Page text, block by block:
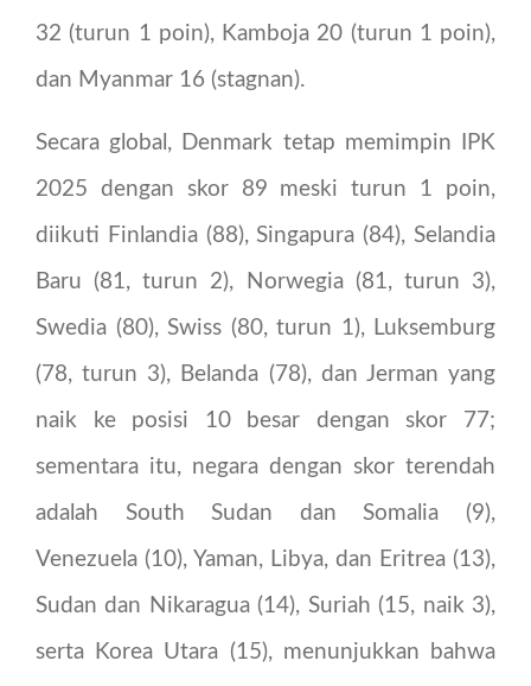
32 (turun 1 poin), Kamboja 20 (turun 1 poin),
dan Myanmar 16 (stagnan).
Secara global, Denmark tetap memimpin IPK
2025 dengan skor 89 meski turun 1 poin,
diikuti Finlandia (88), Singapura (84), Selandia
Baru (81, turun 2), Norwegia (81, turun 3),
Swedia (80), Swiss (80, turun 1), Luksemburg
(78, turun 3), Belanda (78), dan Jerman yang
naik ke posisi 10 besar dengan skor 77;
sementara itu, negara dengan skor terendah
adalah South Sudan dan Somalia (9),
Venezuela (10), Yaman, Libya, dan Eritrea (13),
Sudan dan Nikaragua (14), Suriah (15, naik 3),
serta Korea Utara (15), menunjukkan bahwa